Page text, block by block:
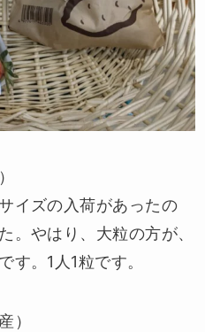
イズの入荷があったの
。やはり、大粒の方が、
す。1人1粒です。
）